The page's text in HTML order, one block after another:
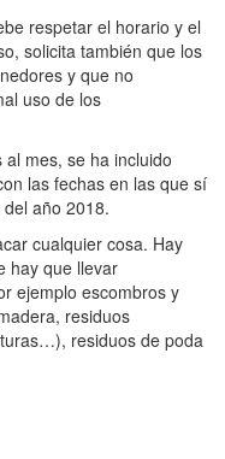
respetar el horario y el
solicita también que los
y que no
uso de los
mes, se ha incluido
las fechas en las que sí
año 2018.
cualquier cosa. Hay
hay que llevar
ejemplo escombros y
residuos
residuos de poda